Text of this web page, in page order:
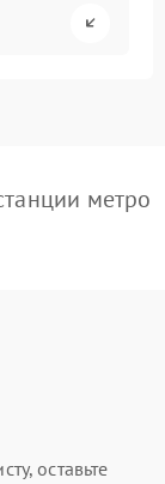
метро
оставьте